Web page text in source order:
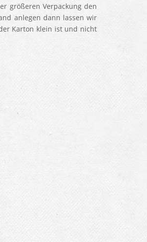
größeren Verpackung den
anlegen dann lassen wir
Karton klein ist und nicht